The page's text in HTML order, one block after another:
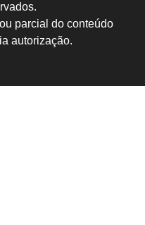
parcial do conteúdo
autorização.